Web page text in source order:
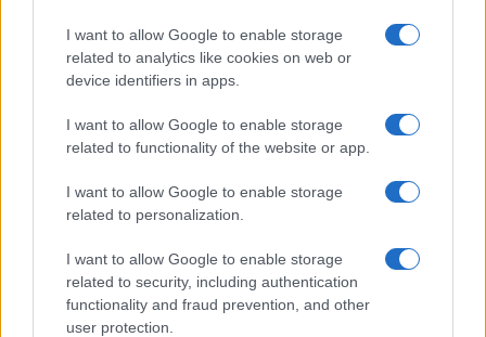
I want to allow Google to enable storage
related to analytics like cookies on web or
device identifiers in apps.
I want to allow Google to enable storage
related to functionality of the website or app.
I want to allow Google to enable storage
related to personalization.
I want to allow Google to enable storage
related to security, including authentication
functionality and fraud prevention, and other
user protection.
Lucía Herrera · 5 Ago 2026